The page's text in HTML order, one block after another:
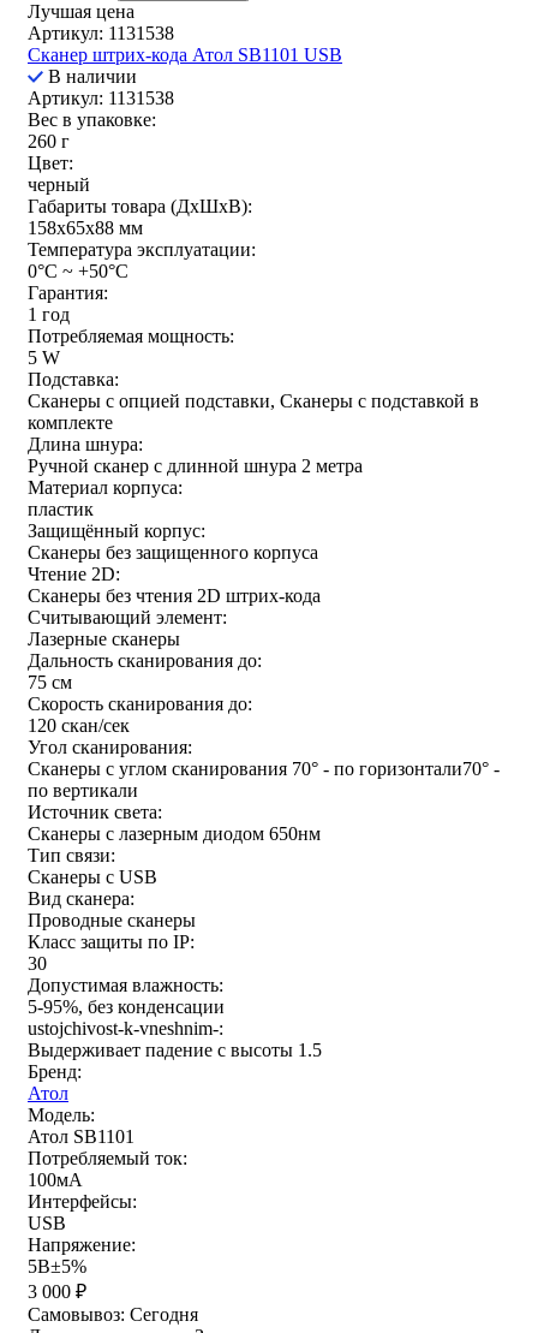
Лучшая цена
Артикул: 1131538
Сканер штрих-кода Атол SB1101 USB
В наличии
Артикул: 1131538
Вес в упаковке:
260 г
Цвет:
черный
Габариты товара (ДxШxВ):
158x65x88 мм
Температура эксплуатации:
0°C ~ +50°C
Гарантия:
1 год
Потребляемая мощность:
5 W
Подставка:
Сканеры с опцией подставки, Сканеры с подставкой в
комплекте
Длина шнура:
Ручной сканер с длинной шнура 2 метра
Материал корпуса:
пластик
Защищённый корпус:
Сканеры без защищенного корпуса
Чтение 2D:
Сканеры без чтения 2D штрих-кода
Считывающий элемент:
Лазерные сканеры
Дальность сканирования до:
75 см
Скорость сканирования до:
120 скан/сек
Угол сканирования:
Сканеры с углом сканирования 70° - по горизонтали70° -
по вертикали
Источник света:
Сканеры с лазерным диодом 650нм
Тип связи:
Сканеры с USB
Вид сканера:
Проводные сканеры
Класс защиты по IP:
30
Допустимая влажность:
5-95%, без конденсации
ustojchivost-k-vneshnim-:
Выдерживает падение с высоты 1.5
Бренд:
Атол
Модель:
Атол SB1101
Потребляемый ток:
100мА
Интерфейсы:
USB
Напряжение:
5В±5%
3 000 ₽
Самовывоз: Сегодня